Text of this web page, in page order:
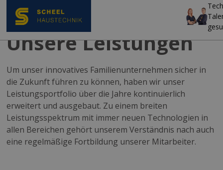
Unsere Leistungen
Um unser innovatives Familienunternehmen sicher in
die Zukunft führen zu können, haben wir unser
Leistungsportfolio über die Jahre kontinuierlich
erweitert und ausgebaut. Zu einem breiten
Leistungsspektrum mit immer neuen Technologien in
allen Bereichen gehört unserem Verständnis nach auch
eine regelmäßige Fortbildung unserer Mitarbeiter.